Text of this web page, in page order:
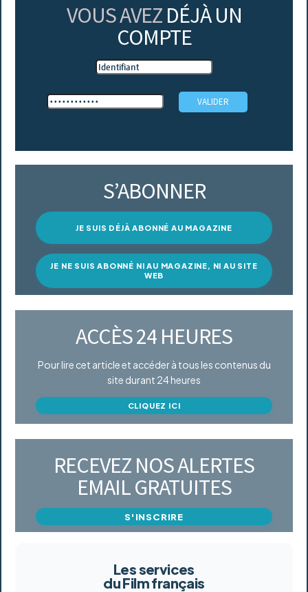
VOUS AVEZ DÉJÀ UN
COMPTE
S’ABONNER
JE SUIS DÉJÀ ABONNÉ AU MAGAZINE
JE NE SUIS ABONNÉ NI AU MAGAZINE, NI AU SITE
WEB
ACCÈS 24 HEURES
Pour lire cet article et accéder à tous les contenus du
site durant 24 heures
CLIQUEZ ICI
RECEVEZ NOS ALERTES
EMAIL GRATUITES
S'INSCRIRE
Les services
du Film français